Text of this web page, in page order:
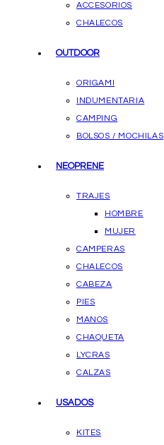
ACCESORIOS
CHALECOS
OUTDOOR
ORIGAMI
INDUMENTARIA
CAMPING
BOLSOS / MOCHILAS
NEOPRENE
TRAJES
HOMBRE
MUJER
CAMPERAS
CHALECOS
CABEZA
PIES
MANOS
CHAQUETA
LYCRAS
CALZAS
USADOS
KITES